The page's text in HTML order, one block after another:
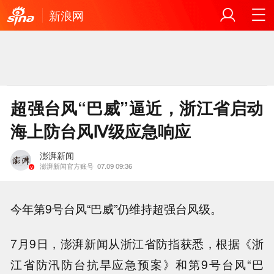
新浪网
超强台风“巴威”逼近，浙江省启动
海上防台风Ⅳ级应急响应
澎湃新闻
澎湃新闻官方账号 07.09 09:36
今年第9号台风“巴威”仍维持超强台风级。
7月9日，澎湃新闻从浙江省防指获悉，根据《浙
江省防汛防台抗旱应急预案》和第9号台风“巴